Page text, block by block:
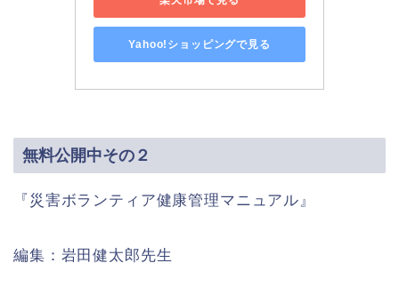
Yahoo!ショッピングで見る
無料公開中その２
『災害ボランティア健康管理マニュアル』
編集：岩田健太郎先生